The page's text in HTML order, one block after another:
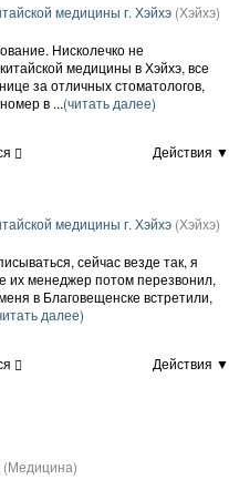
медицины г. Хэйхэ (Хэйхэ)
Нисколечко не
медицины в Хэйхэ, все
за отличных стоматологов,
в ...(читать далее)
Действия ▼
медицины г. Хэйхэ (Хэйхэ)
сейчас везде так, я
их менеджер потом перезвонил,
в Благовещенске встретили,
далее)
Действия ▼
(Медицина)